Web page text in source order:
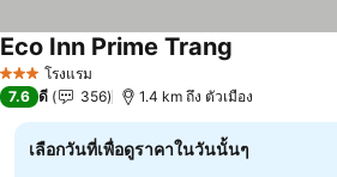
3 ดาว โรงแรม
Eco Inn Prime Trang
7.6 ดี 356 1.4 km ถึง ตัวเมือง
เลือกวันที่เพื่อดูราคาในวันนั้นๆ